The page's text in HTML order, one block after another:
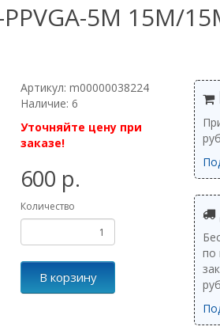
5M 15M/
Артикул: m00000038224
Наличие: 6
Уточняйте цену при
заказе!
600 р.
Количество
В корзину
по